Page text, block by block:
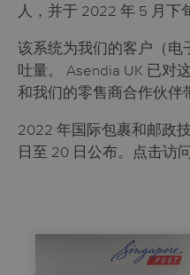
人，并于 2022 年 5 月下
该系统为我们的客户（电
吐量。 Asendia UK 已对
和我们的零售商合作伙伴
2022 年国际包裹和邮政
日至 20 日公布。 点击访